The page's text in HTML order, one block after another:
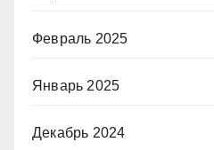
Февраль 2025
Январь 2025
Декабрь 2024